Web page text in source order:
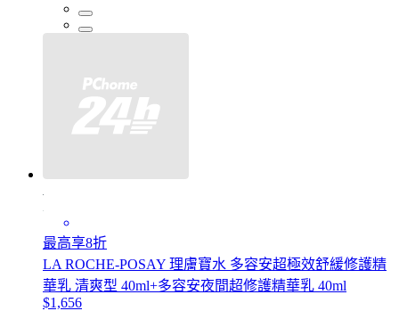
最高享8折
LA ROCHE-POSAY 理膚寶水 多容安超極效舒緩修護精
華乳 清爽型 40ml+多容安夜間超修護精華乳 40ml
$1,656